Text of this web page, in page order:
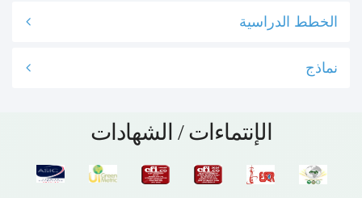
الخطط الدراسية
نماذج
الإنتماءات / الشهادات